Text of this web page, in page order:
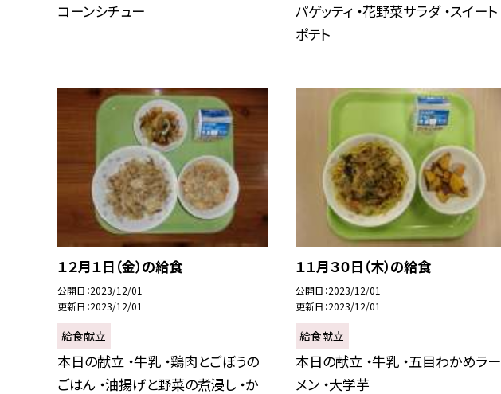
コーンシチュー
パゲッティ ・花野菜サラダ ・スイート
ポテト
１２月１日（金）の給食
公開日 2023/12/01
更新日 2023/12/01
給食献立
本日の献立 ・牛乳 ・鶏肉とごぼうの
ごはん ・油揚げと野菜の煮浸し ・か
１１月３０日（木）の給食
公開日 2023/12/01
更新日 2023/12/01
給食献立
本日の献立 ・牛乳 ・五目わかめラー
メン ・大学芋